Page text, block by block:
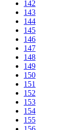
142
143
144
145
146
147
148
149
150
151
152
153
154
155